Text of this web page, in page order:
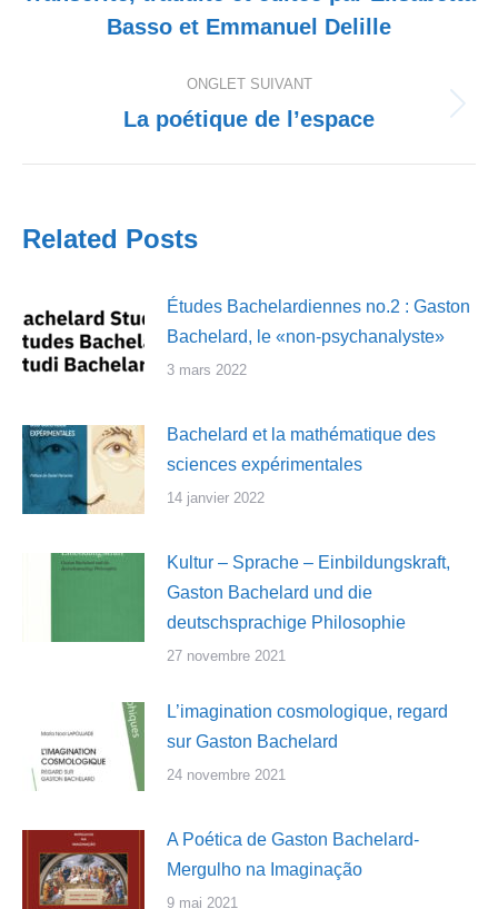
précédent
Basso et Emmanuel Delille
ONGLET SUIVANT
Onglet
La poétique de l’espace
Related Posts
Études Bachelardiennes no.2 : Gaston
Bachelard, le «non-psychanalyste»
3 mars 2022
Bachelard et la mathématique des
sciences expérimentales
14 janvier 2022
Kultur – Sprache – Einbildungskraft,
Gaston Bachelard und die
deutschsprachige Philosophie
27 novembre 2021
L’imagination cosmologique, regard
sur Gaston Bachelard
24 novembre 2021
A Poética de Gaston Bachelard-
Mergulho na Imaginação
9 mai 2021